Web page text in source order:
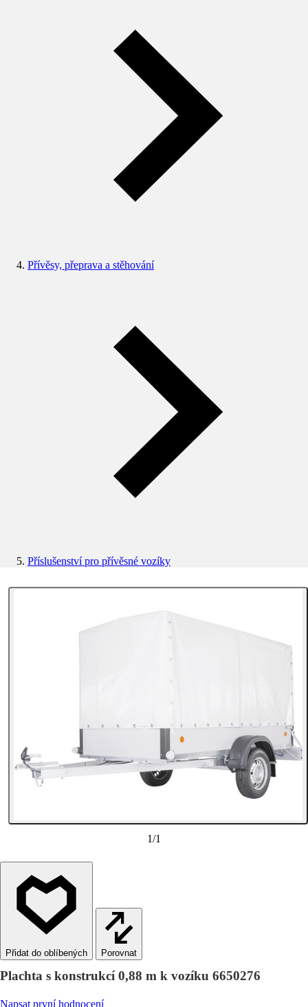
Přívěsy, přeprava a stěhování
Příslušenství pro přívěsné vozíky
1/1
Porovnat
Plachta s konstrukcí 0,88 m k vozíku 6650276
Napsat první hodnocení